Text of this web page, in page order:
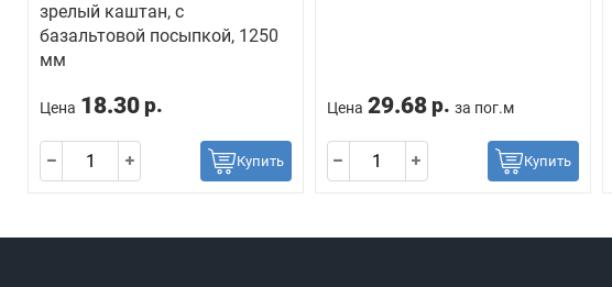
зрелый каштан, с
базальтовой посыпкой, 1250
мм
Цена 18.30 р.
Купить
Цена 29.68 р. за пог.м
Купить